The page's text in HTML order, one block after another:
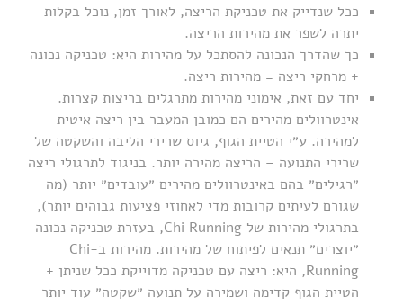
ככל שנדייק את טכניקת הריצה, לאורך זמן, נוכל בקלות
יתרה לשפר את מהירות הריצה.
כך שהדרך הנכונה להסתכל על מהירות היא: טכניקה נכונה
+ מרחקי ריצה = מהירות ריצה.
יחד עם זאת, אימוני מהירות מתרגלים בריצות קצרות.
אינטרוולים מהירים הם כמובן המעבר בין ריצה איטית
למהירה. ע״י הטיית הגוף, גיוס שרירי הליבה והשקטה של
שרירי התנועה – הריצה מהירה יותר. בניגוד לתרגולי ריצה
״רגילים״ בהם באינטרוולים מהירים ״עובדים״ יותר (מה
שגורם לעיתים קרובות מדי לאחוזי פציעות גבוהים יותר),
בתרגולי מהירות של Chi Running, בעזרת טכניקה נכונה
״יוצרים״ תנאים לפיתוח של מהירות. מהירות ב-Chi
Running, היא: ריצה עם טכניקה מדוייקת ככל שניתן +
הטיית הגוף קדימה ושמירה על תנועה ״שקטה״ עוד יותר